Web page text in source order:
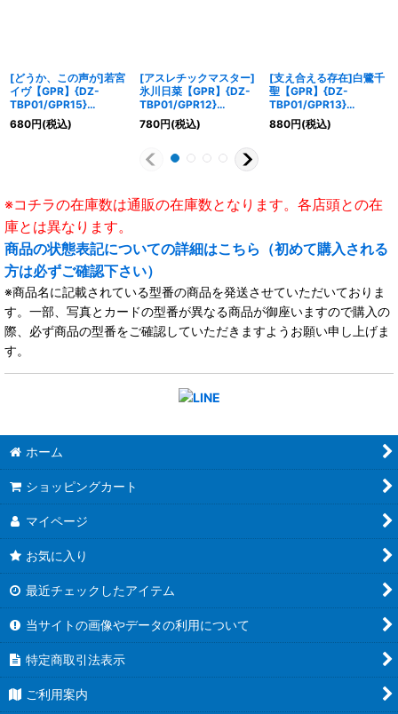
[どうか、この声が]若宮
イヴ【GPR】{DZ-
TBP01/GPR15}
《BanGDream!》
680円(税込)
[アスレチックマスター]
氷川日菜【GPR】{DZ-
TBP01/GPR12}
《BanGDream!》
780円(税込)
[支え合える存在]白鷺千
聖【GPR】{DZ-
TBP01/GPR13}
《BanGDream!》
880円(税込)
※コチラの在庫数は通販の在庫数となります。各店頭との在
庫とは異なります。
商品の状態表記についての詳細はこちら（初めて購入される
方は必ずご確認下さい）
※商品名に記載されている型番の商品を発送させていただいておりま
す。一部、写真とカードの型番が異なる商品が御座いますので購入の
際、必ず商品の型番をご確認していただきますようお願い申し上げま
す。
ホーム
ショッピングカート
マイページ
お気に入り
最近チェックしたアイテム
当サイトの画像やデータの利用について
特定商取引法表示
ご利用案内